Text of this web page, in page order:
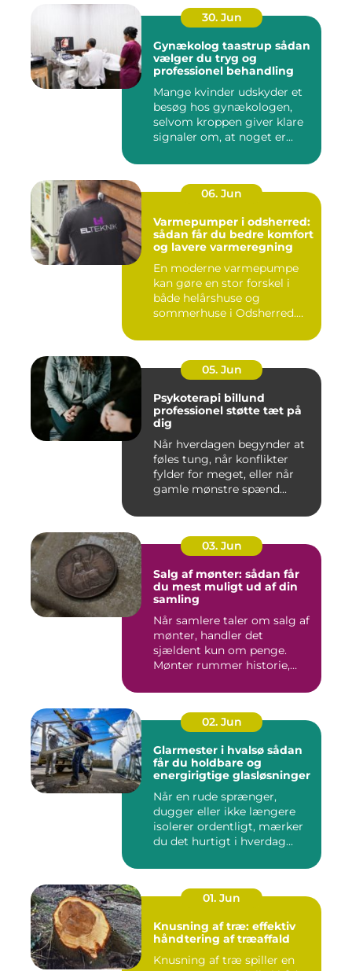
30. Jun
Gynækolog taastrup sådan
vælger du tryg og
professionel behandling
Mange kvinder udskyder et
besøg hos gynækologen,
selvom kroppen giver klare
signaler om, at noget er...
06. Jun
Varmepumper i odsherred:
sådan får du bedre komfort
og lavere varmeregning
En moderne varmepumpe
kan gøre en stor forskel i
både helårshuse og
sommerhuse i Odsherred.
05. Jun
Psykoterapi billund
professionel støtte tæt på
dig
Når hverdagen begynder at
føles tung, når konflikter
fylder for meget, eller når
gamle mønstre spænd...
03. Jun
Salg af mønter: sådan får
du mest muligt ud af din
samling
Når samlere taler om salg af
mønter, handler det
sjældent kun om penge.
Mønter rummer historie,
02. Jun
Glarmester i hvalsø sådan
får du holdbare og
energirigtige glasløsninger
Når en rude sprænger,
dugger eller ikke længere
isolerer ordentligt, mærker
du det hurtigt i hverdag...
01. Jun
Knusning af træ: effektiv
håndtering af træaffald
Knusning af træ spiller en